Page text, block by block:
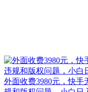
外面收费3980元，快